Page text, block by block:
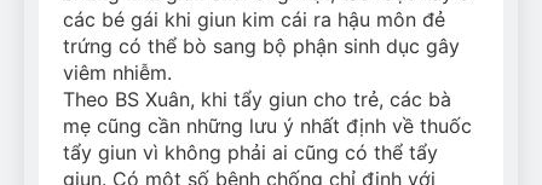
các bé gái khi giun kim cái ra hậu môn đẻ
trứng có thể bò sang bộ phận sinh dục gây
viêm nhiễm.
Theo BS Xuân, khi tẩy giun cho trẻ, các bà
mẹ cũng cần những lưu ý nhất định về thuốc
tẩy giun vì không phải ai cũng có thể tẩy
giun. Có một số bệnh chống chỉ định với